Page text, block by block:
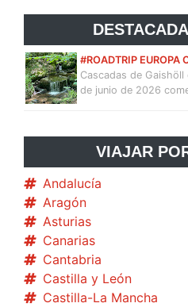
#ROADTRIP EUROPA
Cascadas de Gaishöll
de junio de 2026
VIAJAR
Andalucía
Aragón
Asturias
Canarias
Cantabria
Castilla y León
Castilla-La Mancha